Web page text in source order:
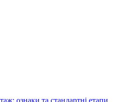
ознаки та стандартні етапи